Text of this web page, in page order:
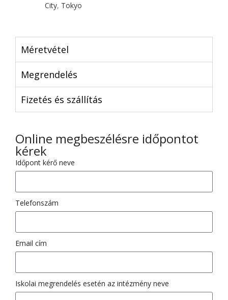
City, Tokyo
Méretvétel
Megrendelés
Fizetés és szállítás
Online megbeszélésre időpontot
kérek
Időpont kérő neve
Telefonszám
Email cím
Iskolai megrendelés esetén az intézmény neve